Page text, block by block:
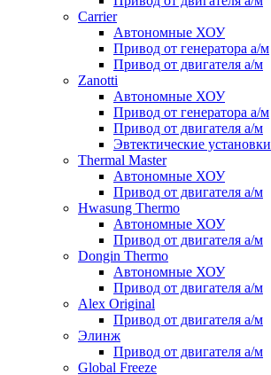
Carrier
Автономные ХОУ
Привод от генератора а/м
Привод от двигателя а/м
Zanotti
Автономные ХОУ
Привод от генератора а/м
Привод от двигателя а/м
Эвтектические установки
Thermal Master
Автономные ХОУ
Привод от двигателя а/м
Hwasung Thermo
Автономные ХОУ
Привод от двигателя а/м
Dongin Thermo
Автономные ХОУ
Привод от двигателя а/м
Alex Original
Привод от двигателя а/м
Элинж
Привод от двигателя а/м
Global Freeze